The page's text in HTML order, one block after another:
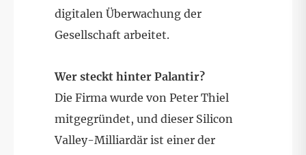
digitalen Überwachung der
Gesellschaft arbeitet.
Wer steckt hinter Palantir?
Die Firma wurde von Peter Thiel
mitgegründet, und dieser Silicon
Valley-Milliardär ist einer der